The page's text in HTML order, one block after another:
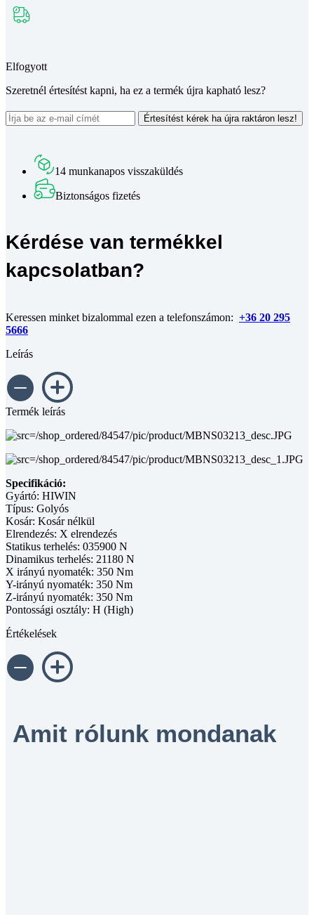
Elfogyott
Szeretnél értesítést kapni, ha ez a termék újra kapható lesz?
Értesítést kérek ha újra raktáron lesz!
14 munkanapos visszaküldés
Biztonságos fizetés
Kérdése van termékkel
kapcsolatban?
Keressen minket bizalommal ezen a telefonszámon: +36 20 295
5666
Leírás
Termék leírás
Specifikáció:
Gyártó: HIWIN
Típus: Golyós
Kosár: Kosár nélkül
Elrendezés: X elrendezés
Statikus terhelés: 035900 N
Dinamikus terhelés: 21180 N
X irányú nyomaték: 350 Nm
Y-irányú nyomaték: 350 Nm
Z-irányú nyomaték: 350 Nm
Pontossági osztály: H (High)
Értékelések
Amit rólunk mondanak